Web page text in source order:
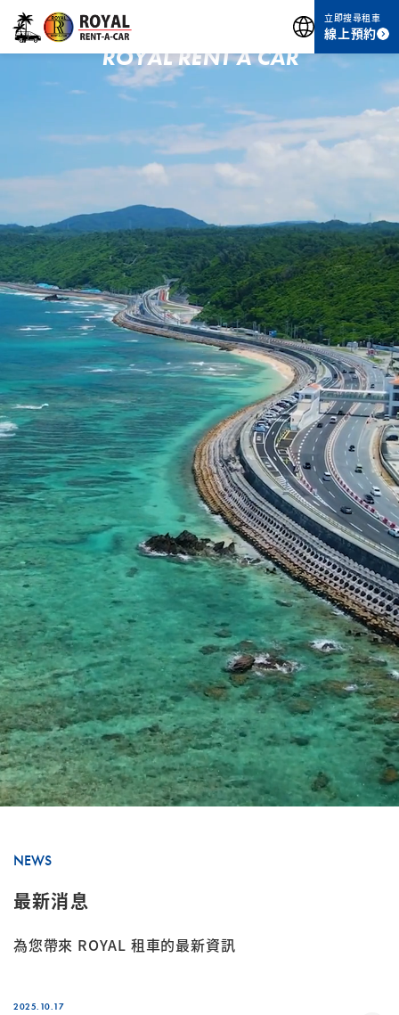
立即搜尋租車
線上預約
ROYAL RENT A CAR
NEWS
最新消息
為您帶來 ROYAL 租車的最新資訊
2025.10.17